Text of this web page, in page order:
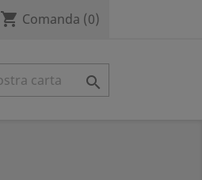
shopping_cart Comanda (0)
